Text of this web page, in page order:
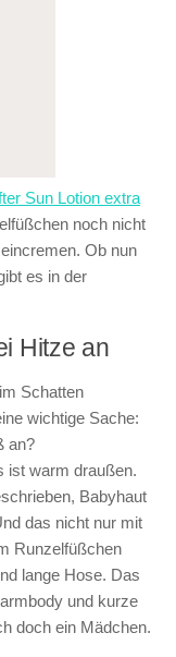
Sun Lotion extra
noch nicht
Ob nun
es in der
Hitze an
Schatten
wichtige Sache:
an?
ist warm draußen.
Babyhaut
das nicht nur mit
Runzelfüßchen
lange Hose. Das
und kurze
doch ein Mädchen.